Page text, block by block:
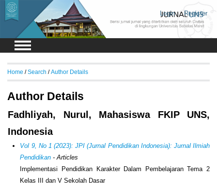
Login Register
Home /Search /Author Details
Author Details
Fadhliyah, Nurul, Mahasiswa FKIP UNS,
Indonesia
Vol 9, No 1 (2023): JPI (Jurnal Pendidikan Indonesia): Jurnal Ilmiah
Pendidikan - Articles
Implementasi Pendidikan Karakter Dalam Pembelajaran Tema 2
Kelas III dan V Sekolah Dasar